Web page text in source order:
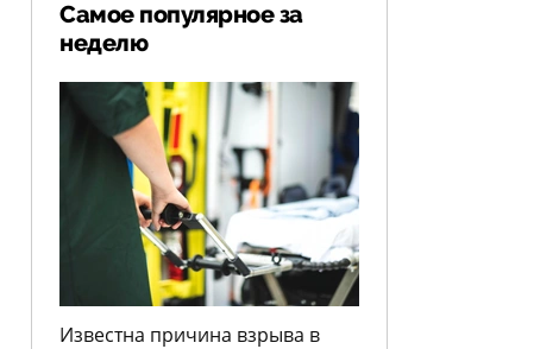
Самое популярное за
неделю
Известна причина взрыва в